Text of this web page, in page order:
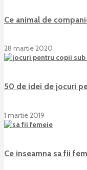
Ce animal de
28 martie 2020
50 de idei de jocuri
1 martie 2019
Ce inseamna sa fii